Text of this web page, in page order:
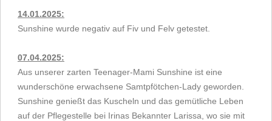
14.01.2025:
Sunshine wurde negativ auf Fiv und Felv getestet.
07.04.2025:
Aus unserer zarten Teenager-Mami Sunshine ist eine
wunderschöne erwachsene Samtpfötchen-Lady geworden.
Sunshine genießt das Kuscheln und das gemütliche Leben
auf der Pflegestelle bei Irinas Bekannter Larissa, wo sie mit